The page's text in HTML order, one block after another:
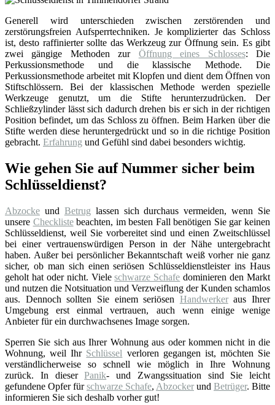
Generell wird unterschieden zwischen zerstörenden und
zerstörungsfreien Aufsperrtechniken. Je komplizierter das Schloss
ist, desto raffinierter sollte das Werkzeug zur Öffnung sein. Es gibt
zwei gängige Methoden zur Öffnung eines Schlosses: Die
Perkussionsmethode und die klassische Methode. Die
Perkussionsmethode arbeitet mit Klopfen und dient dem Öffnen von
Stiftschlössern. Bei der klassischen Methode werden spezielle
Werkzeuge genutzt, um die Stifte herunterzudrücken. Der
Schließzylinder lässt sich dadurch drehen bis er sich in der richtigen
Position befindet, um das Schloss zu öffnen. Beim Harken über die
Stifte werden diese heruntergedrückt und so in die richtige Position
gebracht. Erfahrung und Gefühl sind dabei besonders wichtig.
Wie gehen Sie auf Nummer sicher beim
Schlüsseldienst?
Abzocke und Betrug lassen sich durchaus vermeiden, wenn Sie
unsere Checklistebeachten, im besten Fall benötigen Sie gar keinen
Schlüsseldienst, weil Sie vorbereitet sind und einen Zweitschlüssel
bei einer vertrauenswürdigen Person in der Nähe untergebracht
haben. Außer bei persönlicher Bekanntschaft weiß vorher nie ganz
sicher, ob man sich einen seriösen Schlüsseldienstleister ins Haus
geholt hat oder nicht. Vieleschwarze Schafe dominieren den Markt
und nutzen die Notsituation und Verzweiflung der Kunden schamlos
aus. Dennoch sollten Sie einem seriösen Handwerkeraus Ihrer
Umgebung erst einmal vertrauen, auch wenn einige wenige
Anbieter für ein durchwachsenes Image sorgen.
Sperren Sie sich aus Ihrer Wohnung aus oder kommen nicht in die
Wohnung, weil Ihr Schlüssel verloren gegangen ist, möchten Sie
verständlicherweise so schnell wie möglich in Ihre Wohnung
zurück. In dieserPanik- und Zwangssituation sind Sie leicht
gefundene Opfer fürschwarze Schafe, Abzocker und Betrüger. Bitte
informieren Sie sich deshalb vorher gut!